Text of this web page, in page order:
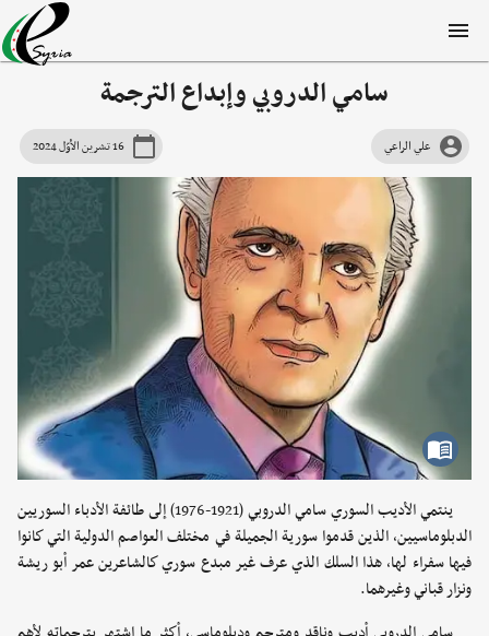
سامي الدروبي وإبداع الترجمة
علي الراعي 16 تشرين الأوّل 2024
ينتمي الأديب السوري سامي الدروبي (1921-1976) إلى طائفة الأدباء السوريين
الدبلوماسيين، الذين قدموا سورية الجميلة في مختلف العواصم الدولية التي كانوا
فيها سفراء لها، هذا السلك الذي عرف غير مبدع سوري كالشاعرين عمر أبو ريشة
ونزار قباني وغيرهما.